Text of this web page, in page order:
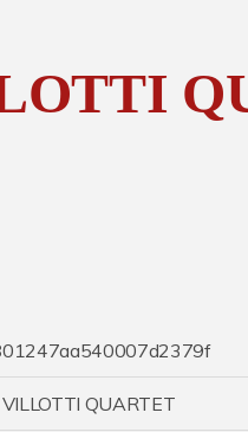
VILLOTTI QUARTET